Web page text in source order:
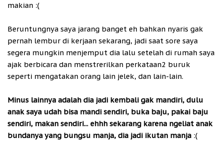
makian :(
Beruntungnya saya jarang banget eh bahkan nyaris gak
pernah lembur di kerjaan sekarang, jadi saat sore saya
segera mungkin menjemput dia lalu setelah di rumah saya
ajak berbicara dan menstrerilkan perkataan2 buruk
seperti mengatakan orang lain jelek, dan lain-lain.
Minus lainnya adalah dia jadi kembali gak mandiri, dulu
anak saya udah bisa mandi sendiri, buka baju, pakai baju
sendiri, makan sendiri... ehhh sekarang karena ngeliat anak
bundanya yang bungsu manja, dia jadi ikutan manja :(